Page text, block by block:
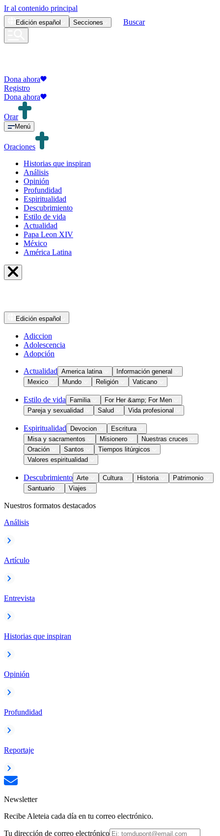
Ir al contenido principal
Edición español Secciones Buscar
Dona ahora
Registro
Dona ahora
Orar
Menú
Oraciones
Historias que inspiran
Análisis
Opinión
Profundidad
Espiritualidad
Descubrimiento
Estilo de vida
Actualidad
Papa Leon XIV
México
América Latina
Edición español
Adiccion
Adolescencia
Adopción
Actualidad America latina
Información general
Mexico
Mundo Religión Vaticano
Estilo de vida Familia
For Her &amp; For Men
Pareja y sexualidad
Salud Vida profesional
Espiritualidad Devocion
Escritura
Misa y sacramentos
Misionero
Nuestras cruces
Oración
Santos
Tiempos litúrgicos
Valores espiritualidad
Descubrimiento Arte Cultura Historia
Patrimonio
Santuario
Viajes
Nuestros formatos destacados
Análisis
Artículo
Entrevista
Historias que inspiran
Opinión
Profundidad
Reportaje
Newsletter
Recibe Aleteia cada día en tu correo electrónico.
Tu dirección de correo electrónico